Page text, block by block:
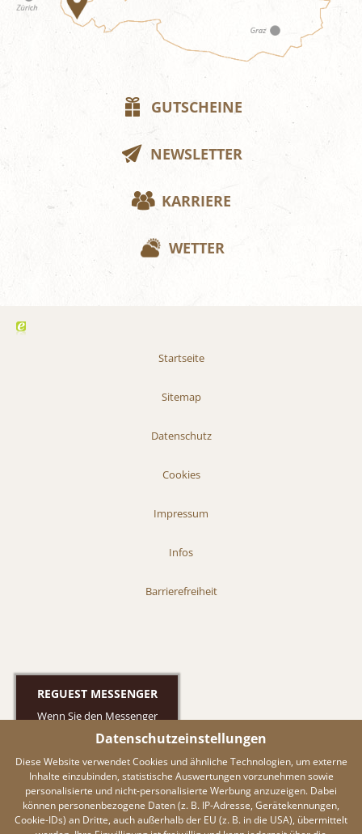
Datenschutzeinstellungen
Diese Website verwendet Cookies und ähnliche Technologien, um externe
Inhalte einzubinden, statistische Auswertungen vorzunehmen sowie
personalisierte und nicht-personalisierte Werbung anzuzeigen. Dabei
können personenbezogene Daten (z. B. IP-Adresse, Gerätekennungen,
Cookie-IDs) an Dritte, auch außerhalb der EU (z. B. in die USA), übermittelt
GUTSCHEINE
NEWSLETTER
KARRIERE
WETTER
Startseite
Sitemap
Datenschutz
Cookies
Impressum
Infos
Barrierefreiheit
REGUEST MESSENGER
Wenn Sie den Messenger
nutzen möchten müssen Sie
die Cookies von Reguest
akzeptieren!
AKZEPTIEREN
EINSTELLUNGEN